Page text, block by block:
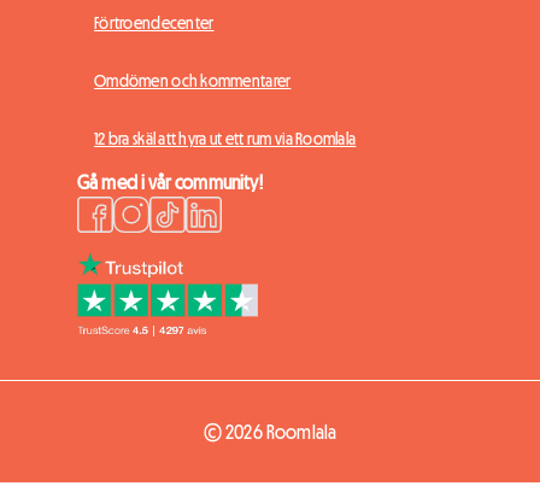
Förtroendecenter
Omdömen och kommentarer
12 bra skäl att hyra ut ett rum via Roomlala
Gå med i vår community!
© 2026 Roomlala